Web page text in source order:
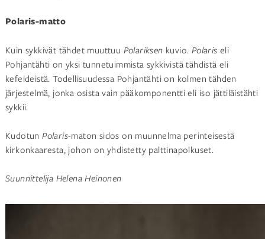
Polaris-matto
Kuin sykkivät tähdet muuttuu Polariksen kuvio. Polaris eli
Pohjantähti on yksi tunnetuimmista sykkivistä tähdistä eli
kefeideistä. Todellisuudessa Pohjantähti on kolmen tähden
järjestelmä, jonka osista vain pääkomponentti eli iso jättiläistähti
sykkii.
KudotunPolaris-maton sidos on muunnelma perinteisestä
kirkonkaaresta, johon on yhdistetty palttinapolkuset.
Suunnittelija Helena Heinonen